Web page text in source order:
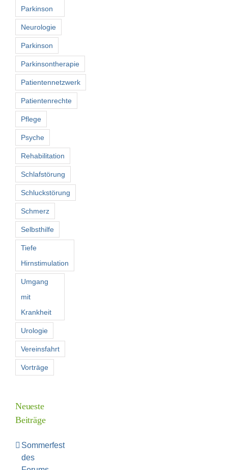
Parkinson
Neurologie
Parkinson
Parkinsontherapie
Patientennetzwerk
Patientenrechte
Pflege
Psyche
Rehabilitation
Schlafstörung
Schluckstörung
Schmerz
Selbsthilfe
Tiefe
Hirnstimulation
Umgang
mit
Krankheit
Urologie
Vereinsfahrt
Vorträge
Neueste
Beiträge
Sommerfest
des